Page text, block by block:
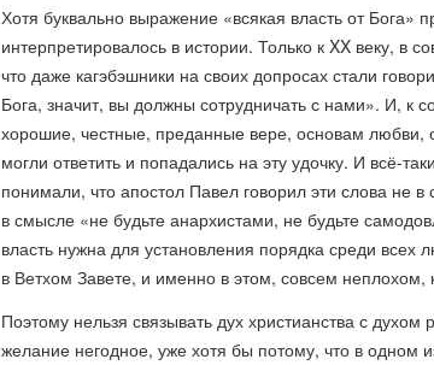
Хотя буквально выражение «всякая власть от
интерпретировалось в истории. Только к XX веку, в
что даже кагэбэшники на своих допросах стали
Бога, значит, вы должны сотрудничать с нами». И,
хорошие, честные, преданные вере, основам любви,
могли ответить и попадались на эту удочку. И всё-
понимали, что апостол Павел говорил эти слова не
в смысле «не будьте анархистами, не будьте
власть нужна для установления порядка среди
в Ветхом Завете, и именно в этом, совсем неплохом,
Поэтому нельзя связывать дух христианства с
желание негодное, уже хотя бы потому, что в одном